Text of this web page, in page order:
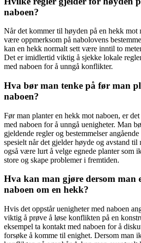
naboen?
Når det kommer til høyden på en hekk mot
være oppmerksom på nabolovens
kan en hekk normalt sett være inntil to
Det er imidlertid viktig å sjekke lokale
med naboen for å unngå konflikter.
Hva bør man tenke på før man
naboen?
Før man planter en hekk mot naboen, er
med naboen for å unngå uenigheter. Man
gjeldende regler og bestemmelser
spesielt når det gjelder høyde og avstand til
også være lurt å velge egnede planter som
store og skape problemer i fremtiden.
Hva kan man gjøre dersom man
naboen om en hekk?
Hvis det oppstår uenigheter med naboen
viktig å prøve å løse konflikten på en
eksempel ta kontakt med naboen for å
forsøke å komme til enighet. Dersom man